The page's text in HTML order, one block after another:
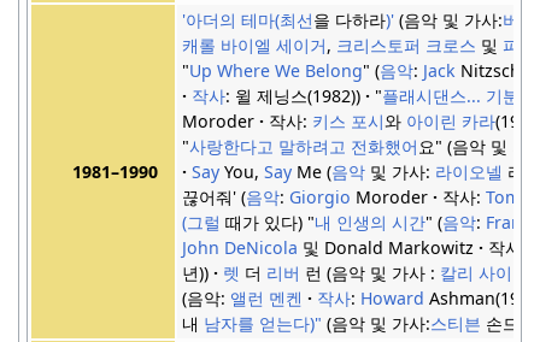
1981–1990
'아더의 테마(최선을 다하라)' 음악 및 가사:버
캐롤 바이엘 세이거, 크리스토퍼 크로스 및 피터
"Up Where We Belong" 음악: Jack Nitzsche
작사: 윌 제닝스(1982) "플래시댄스... 기분
Moroder
작사: 키스 포시와 아이린 카라
"사랑한다고 말하려고 전화했어요" 음악 및 가
SayYou, SayMe 음악및 가사: 라이오넬 리
끊어줘' 음악: Giorgio Moroder 작사: Tom
(그럴 때가 있다) "내 인생의 시간" 음악: Franke
John DeNicola 및 Donald Markowitz 작사 :
년)
렛 더 리버 런 음악 및 가사 : 칼리 사이먼
음악: 앨런 멘켄 작사: Howard
내 남자를 얻는다)" 음악 및 가사:스티븐 손드